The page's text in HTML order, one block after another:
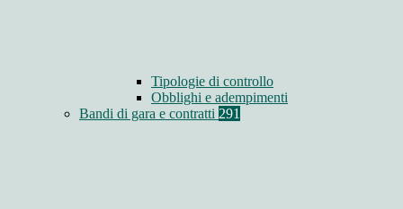
Tipologie di controllo
Obblighi e adempimenti
Bandi di gara e contratti 291